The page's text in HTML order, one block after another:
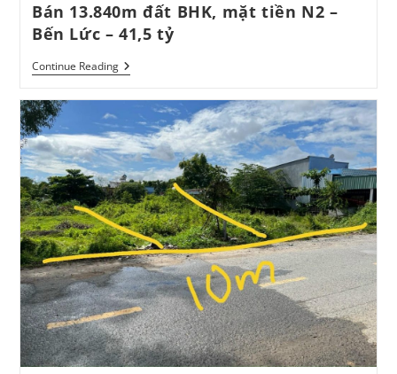
Bán 13.840m đất BHK, mặt tiền N2 –
Bến Lức – 41,5 tỷ
Continue ReadingBán
13.840m
Mặt
Tiền
N2
–
Bến
Lức
–
41,5
Tỷ